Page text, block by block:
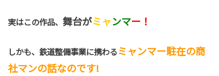
実はこの作品、舞台がミャンマー！
しかも、鉄道整備事業に携わるミャンマー駐在の商
社マンの話なのです!